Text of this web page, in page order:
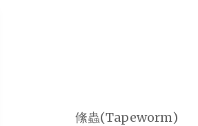
絛蟲(Tapeworm)